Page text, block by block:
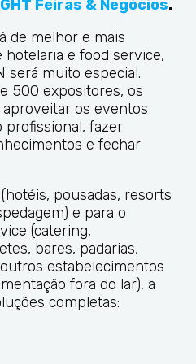
Feiras & Negócios.
de melhor e mais
hotelaria e food service,
será muito especial.
500 expositores, os
os eventos
profissional, fazer
e fechar
pousadas, resorts
e para o
(catering,
bares, padarias,
estabelecimentos
fora do lar), a
completas: